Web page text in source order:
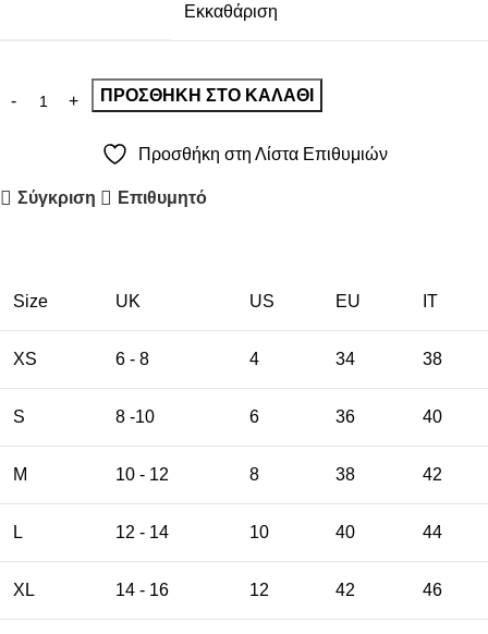
Εκκαθάριση
ΠΡΟΣΘΉΚΗ ΣΤΟ ΚΑΛΆΘΙ
Προσθήκη στη Λίστα Επιθυμιών
Σύγκριση Επιθυμητό
Size UK US EU ΙΤ
XS 6 - 8 4 34 38
S 8 -10 6 36 40
M 10 - 12 8 38 42
L 12 - 14 10 40 44
XL 14 - 16 12 42 46